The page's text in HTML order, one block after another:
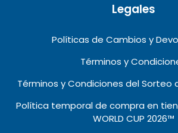
Legales
Políticas de Cambios y
Términos y
Términos y Condiciones del Sorteo
Política temporal de compra en
WORLD CUP 2026™️